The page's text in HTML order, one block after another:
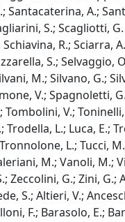
Santacaterina, A.;
S.; Scagliotti, G.
R.; Sciarra,
S.; Selvaggio,
M.; Silvano, G.;
V.; Spagnoletti,
Tombolini, V.;
Trodella, L.; Luca, E.;
L.; Tucci,
M.; Vanoli, M.;
Zeccolini, G.; Zini, G.;
S.; Altieri, V.;
F.; Barasolo, E.;